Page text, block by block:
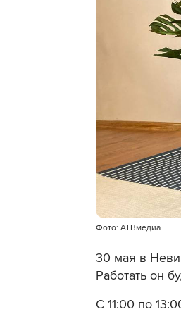
Фото: АТВмедиа
30 мая в
Работать он
С 11:00 по